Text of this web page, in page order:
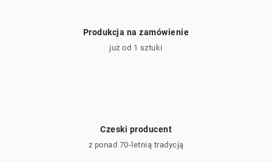
Produkcja na zamówienie
już od 1 sztuki
Czeski producent
z ponad 70-letnią tradycją